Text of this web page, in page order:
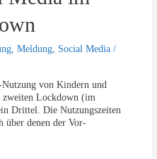
,Meldung, Social Media /
von Kindern und
zweiten Lockdown (im
Drittel. Die Nutzungszeiten
über denen der Vor-